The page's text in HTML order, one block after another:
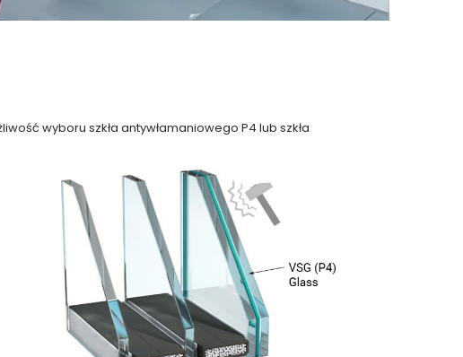
wyboru szkła antywłamaniowego P4 lub szkła